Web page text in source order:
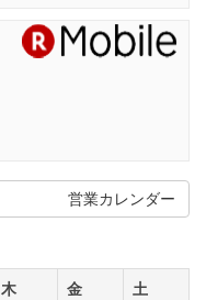
営業カレンダー
木 金 土